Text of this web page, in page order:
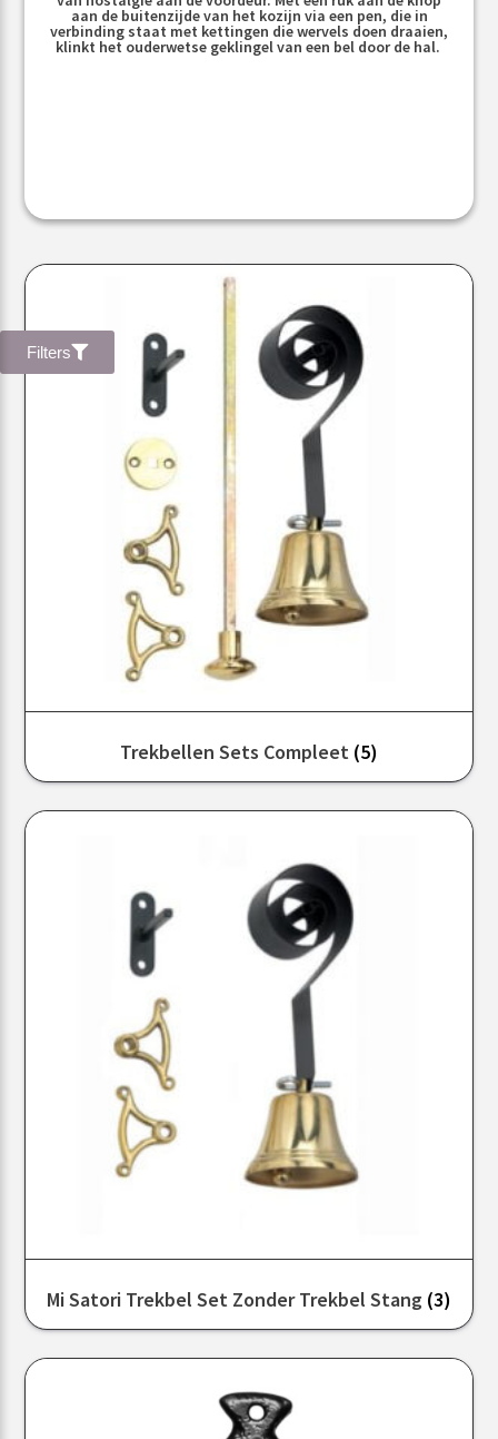
aan de buitenzijde van het kozijn via een pen, die in
verbinding staat met kettingen die wervels doen draaien,
klinkt het ouderwetse geklingel van een bel door de hal.
Filters
Trekbellen Sets Compleet (5)
Mi Satori Trekbel Set Zonder Trekbel Stang (3)